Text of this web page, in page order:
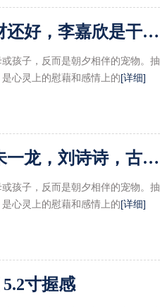
洪欣老了比李嘉欣美，她瘦而不干身材还好，李嘉欣是干瘦显老了
孩子，反而是朝夕相伴的宠物。抽
心灵上的慰藉和感情上的[详细]
小八卦，郑爽吴亦凡，李晨范冰冰，朱一龙，刘诗诗，古力娜扎
孩子，反而是朝夕相伴的宠物。抽
心灵上的慰藉和感情上的[详细]
寸握感